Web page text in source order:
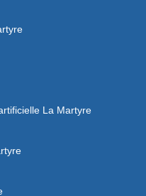
La Martyre